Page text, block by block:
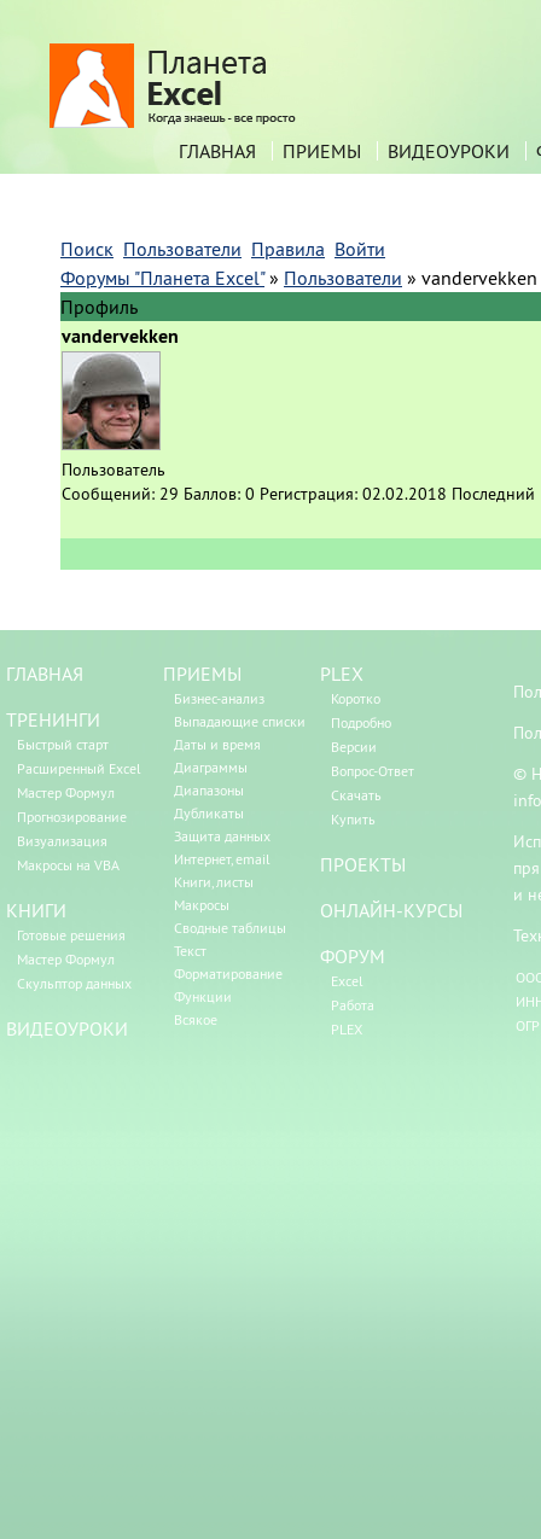
ГЛАВНАЯ ПРИЕМЫ ВИДЕОУРОКИ
Поиск Пользователи Правила Войти
Форумы "Планета Excel" » Пользователи » vandervekken
Профиль
vandervekken
Пользователь
Сообщений: 29 Баллов: 0 Регистрация: 02.02.2018 Последний
ГЛАВНАЯ
ТРЕНИНГИ
Быстрый старт
Расширенный Excel
Мастер Формул
Прогнозирование
Визуализация
Макросы на VBA
КНИГИ
Готовые решения
Мастер Формул
Скульптор данных
ВИДЕОУРОКИ
ПРИЕМЫ
Бизнес-анализ
Выпадающие списки
Даты и время
Диаграммы
Диапазоны
Дубликаты
Защита данных
Интернет, email
Книги, листы
Макросы
Сводные таблицы
Текст
Форматирование
Функции
Всякое
PLEX
Коротко
Подробно
Версии
Вопрос-Ответ
Скачать
Купить
ПРОЕКТЫ
ОНЛАЙН-КУРСЫ
ФОРУМ
Excel
Работа
PLEX
©
и